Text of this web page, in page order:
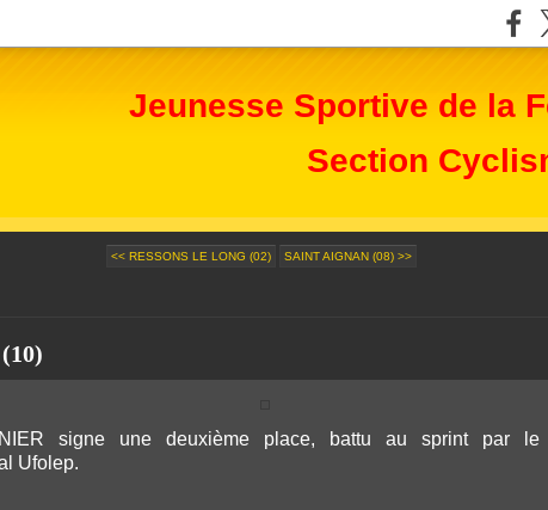
Jeunesse Sportive de la
Section
<< RESSONS LE LONG (02) SAINT AIGNAN (08) >>
signe une deuxième place, battu au sprint par le
Ufolep.